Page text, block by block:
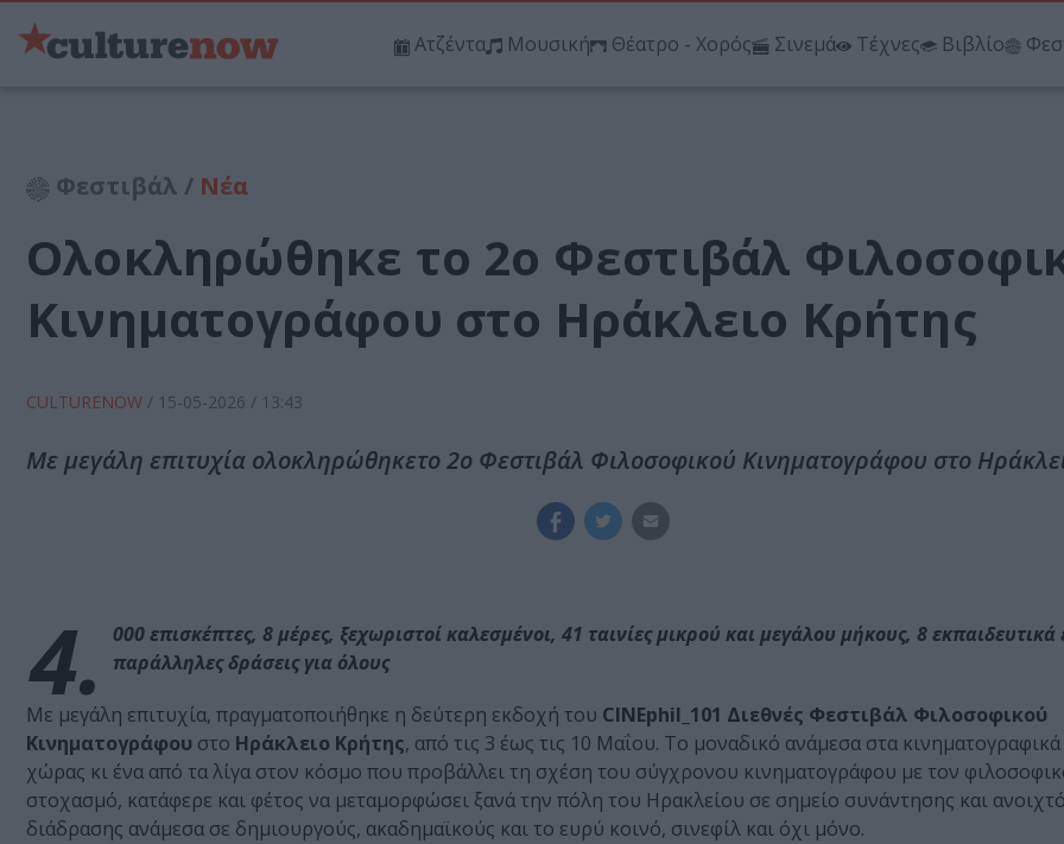
Ατζέντα Μουσική Θέατρο - Χορός Σινεμά Τέχνες Βιβλίο
Φεστιβάλ / Νέα
Ολοκληρώθηκε το 2ο Φεστιβάλ
Κινηματογράφου στο Ηράκλειο Κρήτης
CULTURENOW / 15-05-2026 / 13:43
Με μεγάλη επιτυχία ολοκληρώθηκετο 2ο Φεστιβάλ Φιλοσοφικού Κινηματογράφου στο
4.
000 επισκέπτες, 8 μέρες, ξεχωριστοί καλεσμένοι, 41 ταινίες μικρού και μεγάλου μήκους, 8
παράλληλες δράσεις για όλους
Με μεγάλη επιτυχία, πραγματοποιήθηκε η δεύτερη εκδοχή του CINEphil_101 Διεθνές Φεστιβάλ Φιλοσοφικού
Κινηματογράφου στο Ηράκλειο Κρήτης, από τις 3 έως τις 10 Μαΐου. Το μοναδικό ανάμεσα στα
χώρας κι ένα από τα λίγα στον κόσμο που προβάλλει τη σχέση του σύγχρονου κινηματογράφου με τον
στοχασμό, κατάφερε και φέτος να μεταμορφώσει ξανά την πόλη του Ηρακλείου σε σημείο συνάντησης και
διάδρασης ανάμεσα σε δημιουργούς, ακαδημαϊκούς και το ευρύ κοινό, σινεφίλ και όχι μόνο.